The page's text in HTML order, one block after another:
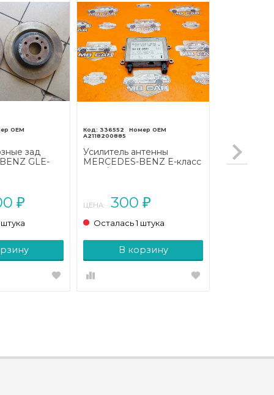
зад
GLE-
₽
336552
A2118200885
Усилитель антенны
MERCEDES-BENZ E-класс
ЦЕНА: 300 ₽
Осталась 1 штука
В корзину